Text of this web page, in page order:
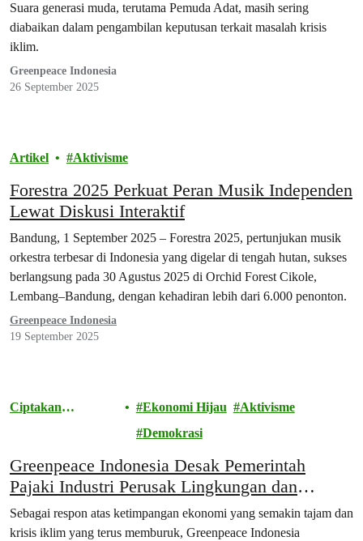
Suara generasi muda, terutama Pemuda Adat, masih sering
diabaikan dalam pengambilan keputusan terkait masalah krisis
iklim.
Greenpeace Indonesia
26 September 2025
Artikel Aktivisme
Forestra 2025 Perkuat Peran Musik Independen
Lewat Diskusi Interaktif
Bandung, 1 September 2025 – Forestra 2025, pertunjukan musik
orkestra terbesar di Indonesia yang digelar di tengah hutan, sukses
berlangsung pada 30 Agustus 2025 di Orchid Forest Cikole,
Lembang–Bandung, dengan kehadiran lebih dari 6.000 penonton.
Greenpeace Indonesia
19 September 2025
Ciptakan
Ekonomi Hijau
Aktivisme
Demokrasi
Greenpeace Indonesia Desak Pemerintah
Pajaki Industri Perusak Lingkungan dan
Kelompok Super-Kaya
Sebagai respon atas ketimpangan ekonomi yang semakin tajam dan
krisis iklim yang terus memburuk, Greenpeace Indonesia